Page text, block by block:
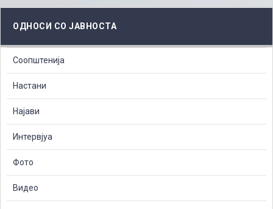
ОДНОСИ СО ЈАВНОСТА
Соопштенија
Настани
Најави
Интервјуа
Фото
Видео